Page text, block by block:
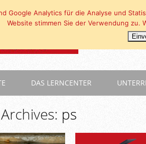
DAS LERNCENTER
ps
Google Analytics für die Analyse und
Website stimmen Sie der Verwendung zu.